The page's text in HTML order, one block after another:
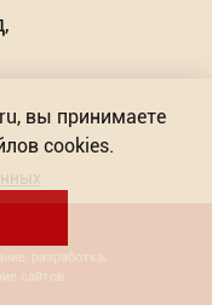
керамика,
2
Р
разработка,
сайтов
вы принимаете
cookies.